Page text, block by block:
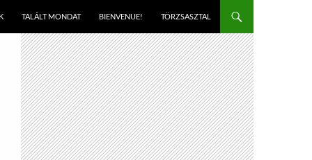
TALÁLT MONDAT BIENVENUE! TÖRZSASZTAL